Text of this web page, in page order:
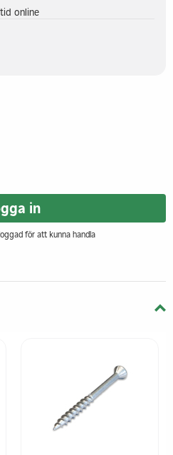
online
in
för att kunna handla